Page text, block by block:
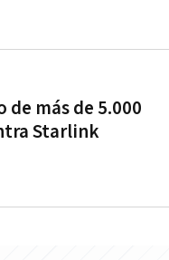
más de 5.000
Starlink